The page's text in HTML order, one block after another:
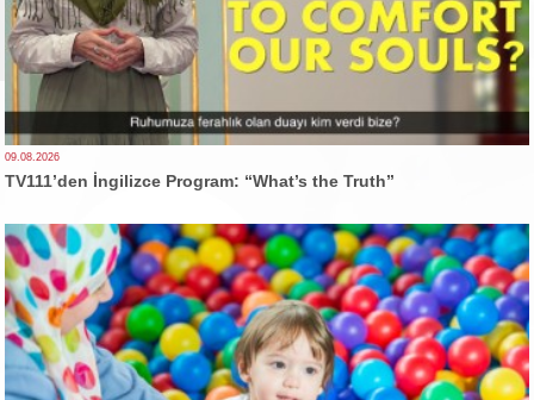
09.08.2026
TV111’den İngilizce Program: “What’s the Truth”